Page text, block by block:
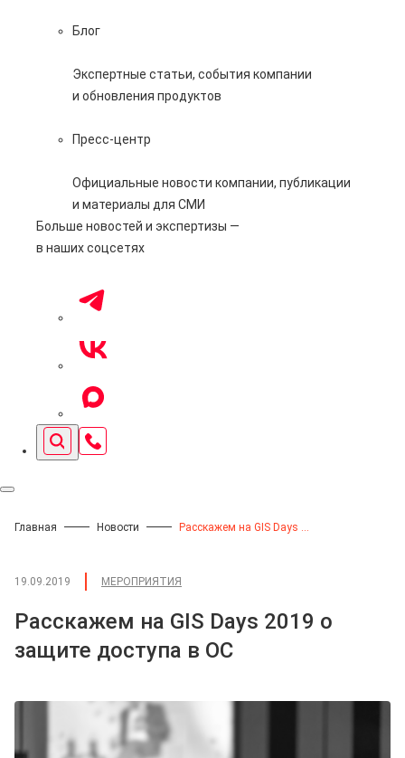
Блог
Экспертные статьи, события компании
и обновления продуктов
Пресс-центр
Официальные новости компании, публикации
и материалы для СМИ
Больше новостей и экспертизы —
в наших соцсетях
Главная Новости
19.09.2019 МЕРОПРИЯТИЯ
Расскажем на GIS Days 2019 о
защите доступа в ОС